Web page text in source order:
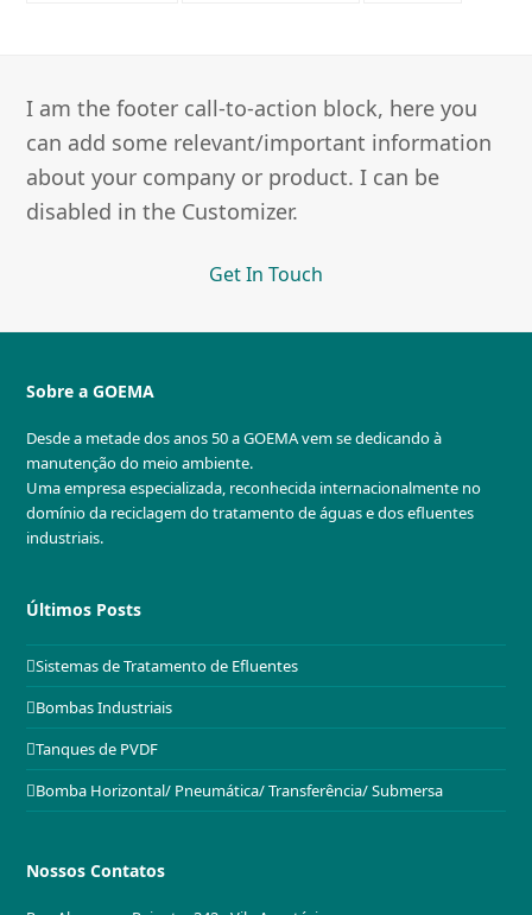
I am the footer call-to-action block, here you
can add some relevant/important information
about your company or product. I can be
disabled in the Customizer.
Get In Touch
Sobre a GOEMA
Desde a metade dos anos 50 a GOEMA vem se dedicando à
manutenção do meio ambiente.
Uma empresa especializada, reconhecida internacionalmente no
domínio da reciclagem do tratamento de águas e dos efluentes
industriais.
Últimos Posts
Sistemas de Tratamento de Efluentes
Bombas Industriais
Tanques de PVDF
Bomba Horizontal/ Pneumática/ Transferência/ Submersa
Nossos Contatos